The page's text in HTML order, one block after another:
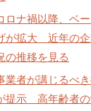
ロナ禍以降、ベ
が拡大 近年の企
の推移を見る
業者が講じるべ
提示 高年齢者の